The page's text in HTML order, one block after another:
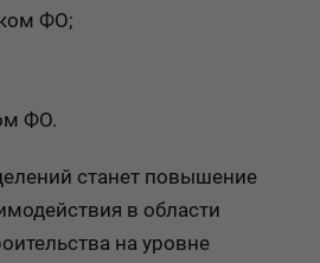
ФО;
ФО.
станет повышение
в области
на уровне